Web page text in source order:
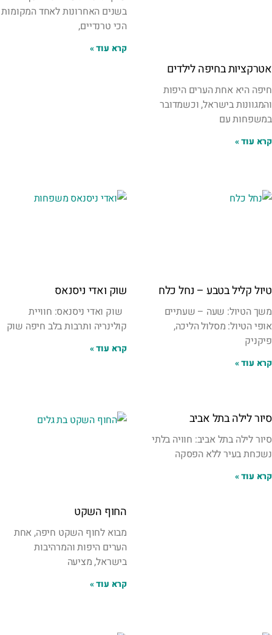
אטרקציות בחיפה לילדים
חיפה היא אחת הערים היפות
והמגוונות בישראל, וכשמדובר
במשפחות עם
קרא עוד »
בשנים האחרונות לאחד המקומות
הכי טרנדיים,
קרא עוד »
טיול קליל בטבע – נחל כלח
משך הטיול: שעה – שעתיים
אופי הטיול: מסלול הליכה,
פיקניק
קרא עוד »
שוק ואדי ניסנאס
שוק ואדי ניסנאס: חוויית
קולינריה ותרבות בלב חיפה שוק
קרא עוד »
סיור לילה בתל אביב
סיור לילה בתל אביב: חוויה בלתי
נשכחת בעיר ללא הפסקה
קרא עוד »
החוף השקט
מבוא לחוף השקט חיפה, אחת
הערים היפות והמרהיבות
בישראל, מציעה
קרא עוד »